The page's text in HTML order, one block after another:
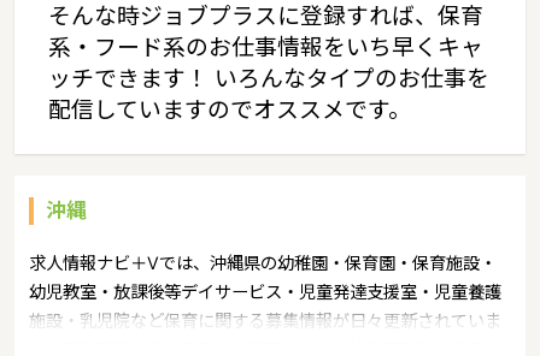
そんな時ジョブプラスに登録すれば、保育
系・フード系のお仕事情報をいち早くキャ
ッチできます！ いろんなタイプのお仕事を
配信していますのでオススメです。
沖縄
求人情報ナビ＋Vでは、沖縄県の幼稚園・保育園・保育施設・
幼児教室・放課後等デイサービス・児童発達支援室・児童養護
施設・乳児院など保育に関する募集情報が日々更新されていま